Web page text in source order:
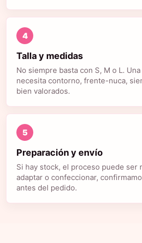
4
Talla y medidas
No siempre basta con S, M o L.
necesita contorno, frente-nuca,
bien valorados.
5
Preparación y envío
Si hay stock, el proceso puede ser
adaptar o confeccionar,
antes del pedido.